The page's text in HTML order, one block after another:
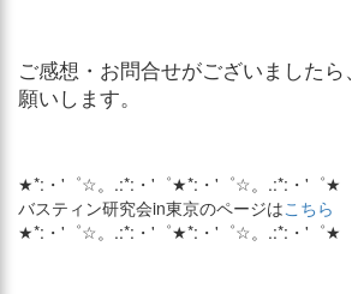
ご感想・お問合せがございましたら、
願いします。
★*:・'゜☆。.:*:・'゜★*:・'゜☆。.:*:・'゜★
バスティン研究会in東京のページはこちら
★*:・'゜☆。.:*:・'゜★*:・'゜☆。.:*:・'゜★